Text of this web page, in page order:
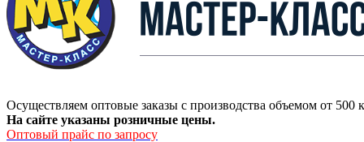
Осуществляем оптовые заказы с производства объемом от 500
На сайте указаны розничные цены.
Оптовый прайс по запросу